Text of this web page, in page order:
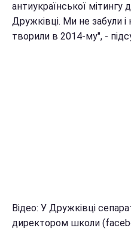
антиукраїнської
Дружківці. Ми не забули
творили в 2014-му", -
Відео: У Дружківці
директором школи